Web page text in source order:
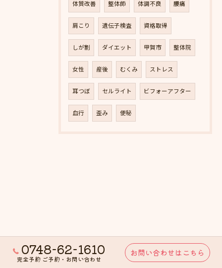
体質改善 整体師 体調不良 腰痛
肩こり 遺伝子検査 資格取得
しが割 ダイエット 甲賀市 整体院
女性 産後 むくみ ストレス
耳つぼ セルライト ビフォーアフター
血行 歪み 便秘
0748-62-1610
完全予約 ご予約・お問い合わせ
お問い合わせはこちら